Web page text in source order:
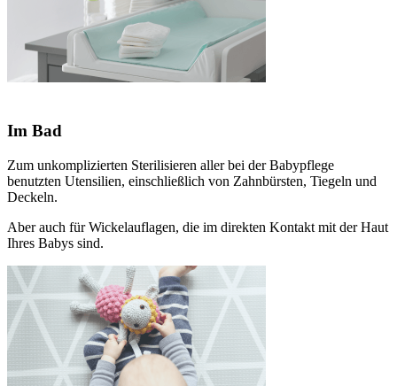
Im Bad
Zum unkomplizierten Sterilisieren aller bei der Babypflege
benutzten Utensilien, einschließlich von Zahnbürsten, Tiegeln und
Deckeln.
Aber auch für Wickelauflagen, die im direkten Kontakt mit der Haut
Ihres Babys sind.